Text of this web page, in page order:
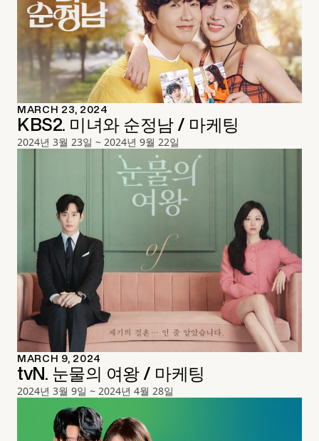
MARCH 23, 2024
KBS2. 미녀와 순정남 / 마케팅
2024년 3월 23일 ~ 2024년 9월 22일
MARCH 9, 2024
tvN. 눈물의 여왕 / 마케팅
2024년 3월 9일 ~ 2024년 4월 28일